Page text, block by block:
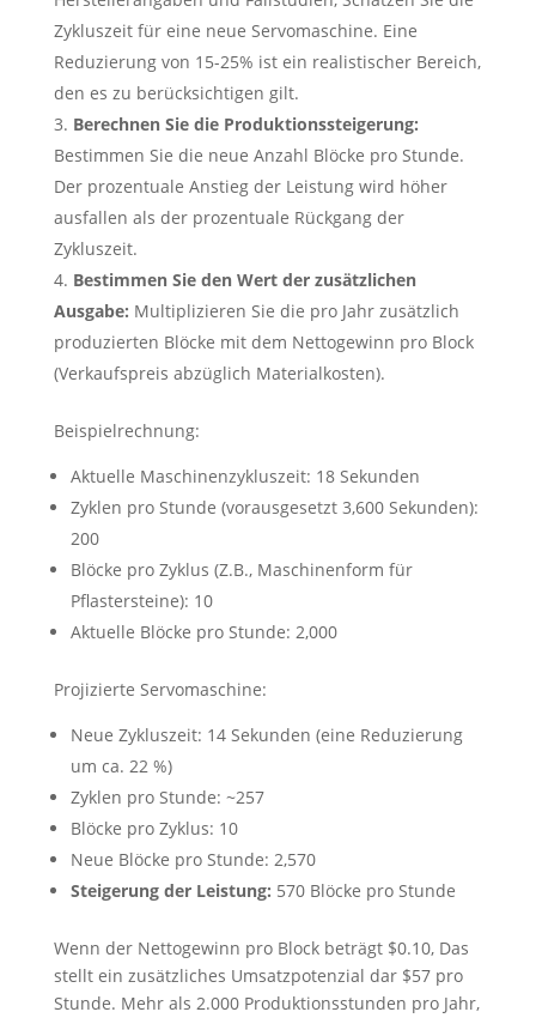
Zykluszeit für eine neue Servomaschine. Eine
Reduzierung von 15-25% ist ein realistischer Bereich,
den es zu berücksichtigen gilt.
Berechnen Sie die Produktionssteigerung:
Bestimmen Sie die neue Anzahl Blöcke pro Stunde.
Der prozentuale Anstieg der Leistung wird höher
ausfallen als der prozentuale Rückgang der
Zykluszeit.
Bestimmen Sie den Wert der zusätzlichen
Ausgabe: Multiplizieren Sie die pro Jahr zusätzlich
produzierten Blöcke mit dem Nettogewinn pro Block
(Verkaufspreis abzüglich Materialkosten).
Beispielrechnung:
Aktuelle Maschinenzykluszeit: 18 Sekunden
Zyklen pro Stunde (vorausgesetzt 3,600 Sekunden):
200
Blöcke pro Zyklus (Z.B., Maschinenform für
Pflastersteine): 10
Aktuelle Blöcke pro Stunde: 2,000
Projizierte Servomaschine:
Neue Zykluszeit: 14 Sekunden (eine Reduzierung
um ca. 22 %)
Zyklen pro Stunde: ~257
Blöcke pro Zyklus: 10
Neue Blöcke pro Stunde: 2,570
Steigerung der Leistung: 570 Blöcke pro Stunde
Wenn der Nettogewinn pro Block beträgt $0.10, Das
stellt ein zusätzliches Umsatzpotenzial dar $57 pro
Stunde. Mehr als 2.000 Produktionsstunden pro Jahr,